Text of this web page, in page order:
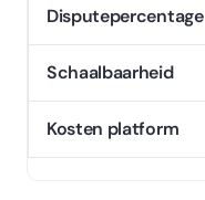
Disputepercentage
Schaalbaarheid
Kosten platform